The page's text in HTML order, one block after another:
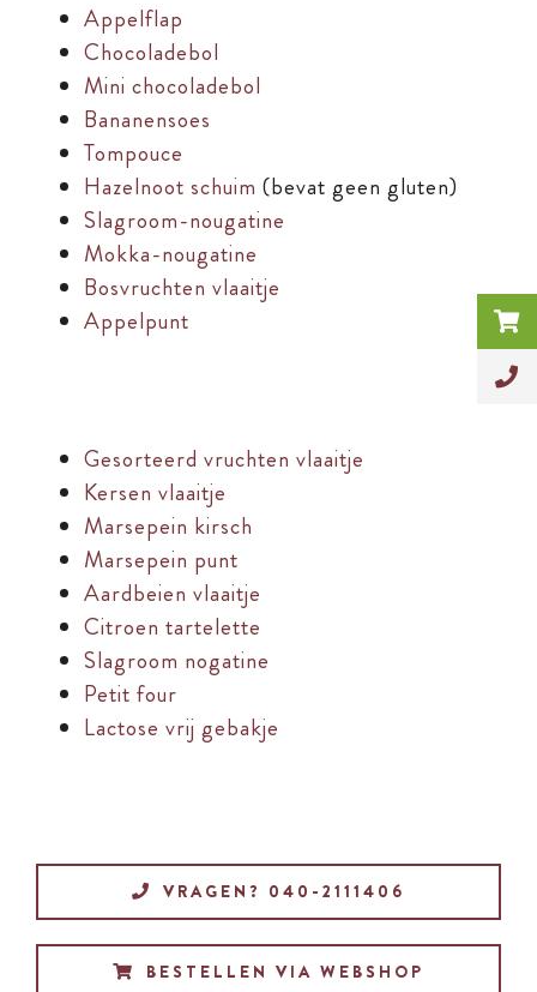
Appelflap
Chocoladebol
Mini chocoladebol
Bananensoes
Tompouce
Hazelnoot schuim (bevat geen gluten)
Slagroom-nougatine
Mokka-nougatine
Bosvruchten vlaaitje
Appelpunt
Gesorteerd vruchten vlaaitje
Kersen vlaaitje
Marsepein kirsch
Marsepein punt
Aardbeien vlaaitje
Citroen tartelette
Slagroom nogatine
Petit four
Lactose vrij gebakje
VRAGEN? 040-2111406
BESTELLEN VIA WEBSHOP